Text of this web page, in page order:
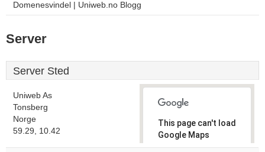
Domenesvindel | Uniweb.no Blogg
Server
Server Sted
Uniweb As
Tonsberg
Norge
59.29, 10.42
This page can't load
Google Maps
correctly.